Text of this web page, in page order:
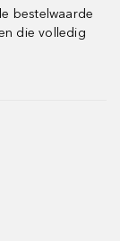
bestelwaarde
die volledig